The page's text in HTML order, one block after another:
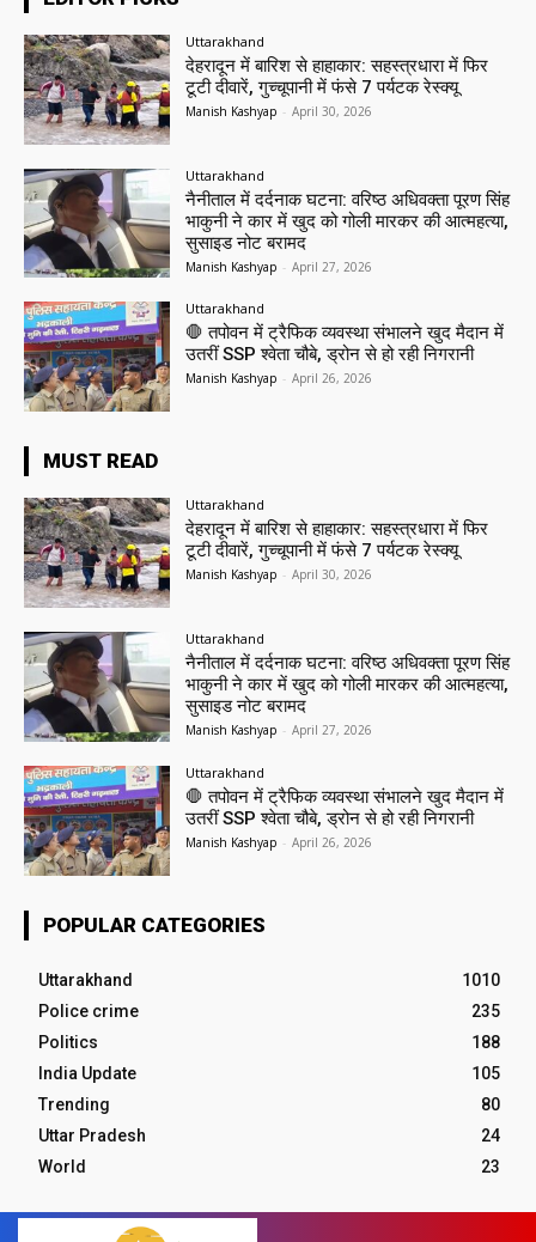
Uttarakhand
देहरादून में बारिश से हाहाकार: सहस्त्रधारा में फिर
टूटी दीवारें, गुच्चूपानी में फंसे 7 पर्यटक रेस्क्यू
Manish Kashyap - April 30, 2026
Uttarakhand
नैनीताल में दर्दनाक घटना: वरिष्ठ अधिवक्ता पूरण सिंह
भाकुनी ने कार में खुद को गोली मारकर की आत्महत्या,
सुसाइड नोट बरामद
Manish Kashyap - April 27, 2026
Uttarakhand
🛑 तपोवन में ट्रैफिक व्यवस्था संभालने खुद मैदान में
उतरीं SSP श्वेता चौबे, ड्रोन से हो रही निगरानी
Manish Kashyap - April 26, 2026
MUST READ
Uttarakhand
देहरादून में बारिश से हाहाकार: सहस्त्रधारा में फिर
टूटी दीवारें, गुच्चूपानी में फंसे 7 पर्यटक रेस्क्यू
Manish Kashyap - April 30, 2026
Uttarakhand
नैनीताल में दर्दनाक घटना: वरिष्ठ अधिवक्ता पूरण सिंह
भाकुनी ने कार में खुद को गोली मारकर की आत्महत्या,
सुसाइड नोट बरामद
Manish Kashyap - April 27, 2026
Uttarakhand
🛑 तपोवन में ट्रैफिक व्यवस्था संभालने खुद मैदान में
उतरीं SSP श्वेता चौबे, ड्रोन से हो रही निगरानी
Manish Kashyap - April 26, 2026
POPULAR CATEGORIES
Uttarakhand
1010
Police crime
235
Politics
188
India Update
105
Trending
80
Uttar Pradesh
24
World
23